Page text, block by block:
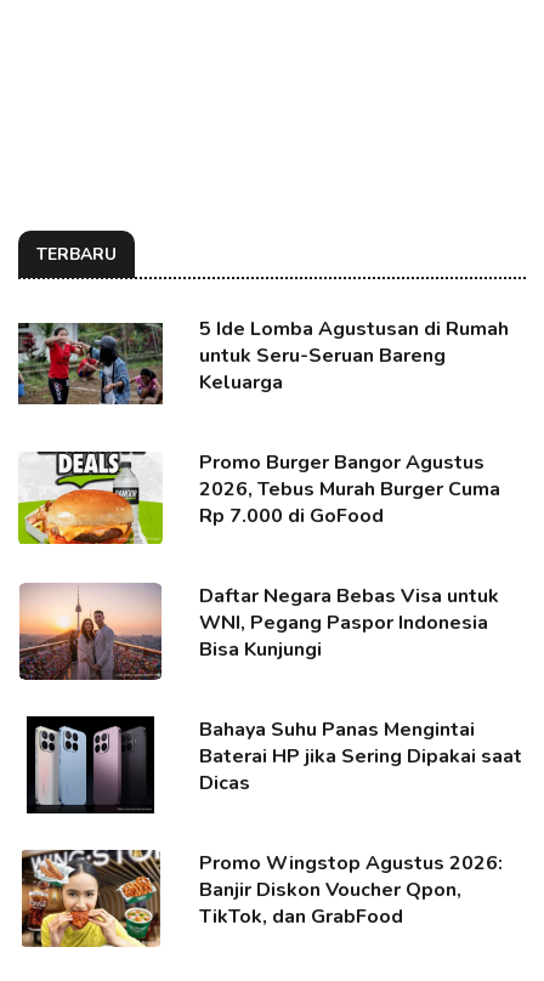
TERBARU
5 Ide Lomba Agustusan di Rumah
untuk Seru-Seruan Bareng
Keluarga
Promo Burger Bangor Agustus
2026, Tebus Murah Burger Cuma
Rp 7.000 di GoFood
Daftar Negara Bebas Visa untuk
WNI, Pegang Paspor Indonesia
Bisa Kunjungi
Bahaya Suhu Panas Mengintai
Baterai HP jika Sering Dipakai saat
Dicas
Promo Wingstop Agustus 2026:
Banjir Diskon Voucher Qpon,
TikTok, dan GrabFood